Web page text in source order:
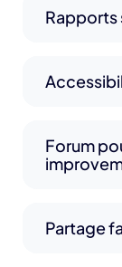
Rapports
Forum
Partage